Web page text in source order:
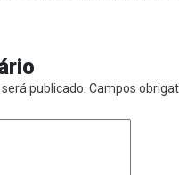
publicado. Campos